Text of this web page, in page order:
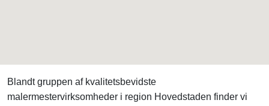
Blandt gruppen af kvalitetsbevidste
malermestervirksomheder i region Hovedstaden finder vi